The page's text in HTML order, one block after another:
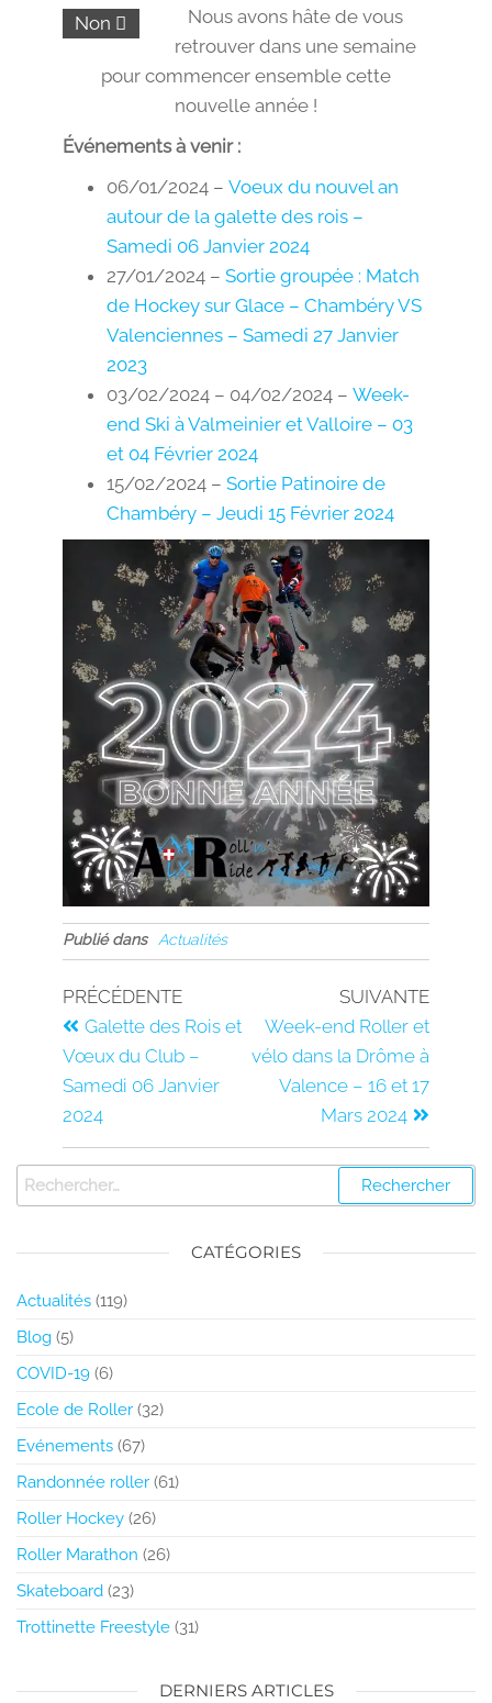
Non
Nous avons hâte de vous
retrouver dans une semaine
pour commencer ensemble cette
nouvelle année !
Événements à venir :
06/01/2024 – Voeux du nouvel an
autour de la galette des rois –
Samedi 06 Janvier 2024
27/01/2024 – Sortie groupée : Match
de Hockey sur Glace – Chambéry VS
Valenciennes – Samedi 27 Janvier
2023
03/02/2024 – 04/02/2024 – Week-
end Ski à Valmeinier et Valloire – 03
et 04 Février 2024
15/02/2024 – Sortie Patinoire de
Chambéry – Jeudi 15 Février 2024
Publié dans Actualités
PRÉCÉDENTE
Galette des Rois et
Vœux du Club –
Samedi 06 Janvier
2024
SUIVANTE
Week-end Roller et
vélo dans la Drôme à
Valence – 16 et 17
Mars 2024
CATÉGORIES
Actualités (119)
Blog (5)
COVID-19 (6)
Ecole de Roller (32)
Evénements (67)
Randonnée roller (61)
Roller Hockey (26)
Roller Marathon (26)
Skateboard (23)
Trottinette Freestyle (31)
DERNIERS ARTICLES